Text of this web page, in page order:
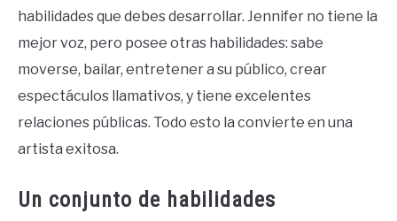
habilidades que debes desarrollar. Jennifer no tiene la
mejor voz, pero posee otras habilidades: sabe
moverse, bailar, entretener a su público, crear
espectáculos llamativos, y tiene excelentes
relaciones públicas. Todo esto la convierte en una
artista exitosa.
Un conjunto de habilidades